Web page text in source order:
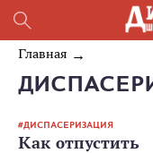
Главная
ДИСПАСЕРИЗАЦИЯ
Как отпустить